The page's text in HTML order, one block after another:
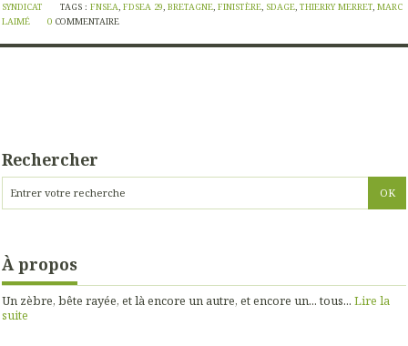
SYNDICAT
TAGS : FNSEA, FDSEA 29, BRETAGNE, FINISTÈRE, SDAGE, THIERRY MERRET, MARC
LAIMÉ
0 COMMENTAIRE
Rechercher
À propos
Un zèbre, bête rayée, et là encore un autre, et encore un... tous... Lire la
suite